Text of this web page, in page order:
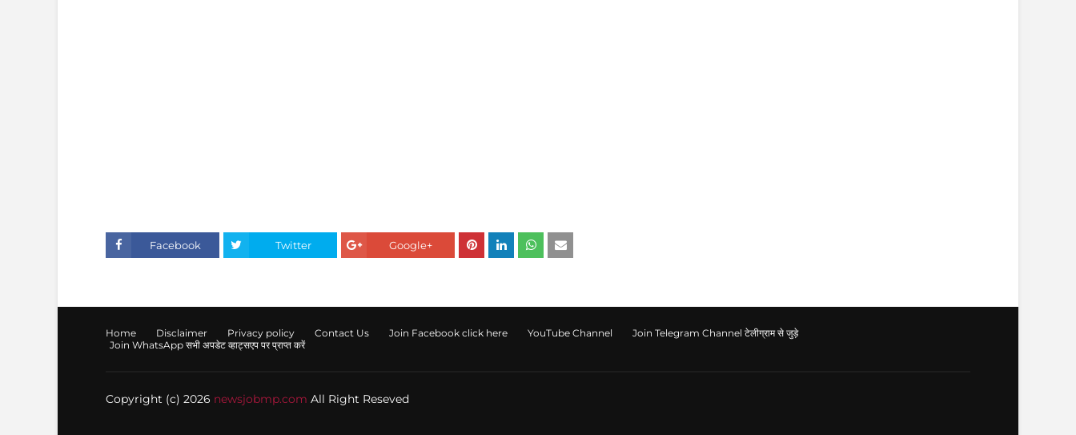
Facebook Twitter Google+
Home Disclaimer Privacy policy Contact Us Join Facebook click here YouTube Channel
Join Telegram Channel टेलीग्राम से जुड़े
Join WhatsApp सभी अपडेट व्हाट्सएप पर प्राप्त करें
Copyright (c) 2026 newsjobmp.com All Right Reseved